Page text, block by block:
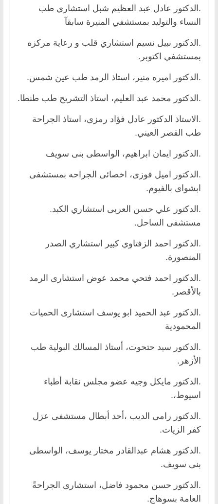
.الدكتور عادل عبد العظيم شبل استشاري طب
النساء والتوليد بمستشفي المنيرة سابقآ
.الدكتور نبيل نسيم استشاري قلب و رعاية مركزه
بمستشفي اكتوبر.
.الدكتور اميره منير، استاذ الرمد طب عين شمس.
.الدكتور محمد عبد العليم، استاذ التشريح طب طنطا.
.الاستاذ الدكتور عادل فؤاد رمزى، استاذ الجراحة
طب القصر العيني.
.الدكتور ايمان ابراهيم، الواسطى بنى سويف
.الدكتور اميل فوزى، اخصائى الجراحه بمستشفى
ابشواى بالفيوم.
.الدكتور علي حسن العربى استشاري الكبد.
مستشفى الساحل.
.الدكتور احمد الزفتاوي كبير استشاري الصدر
المنصورة.
.الدكتور احمد فتحي محمد عوض استشارى الرمد
بالأقصر.
.الدكتور عبد الحميد ابو يوسف استشارى الحميات
المحمودية
.الدكتور سيد حتحوت، أستاذ المسالك البولية طب
الأزهر.
.الدكتور مايكل وجيه عضو مجلس نقابة أطباء
اسيوط،.
.الدكتور رامى الديب ،أحد أبطال مستشفى عزل
كفر الزيات.
.الدكتور هشام عبدالقادر مختار يوسف، الواسطى
بنى سويف.
.الدكتور حسن محمود فاضل، استشارى الجراحةً
العامة بسوهاج.